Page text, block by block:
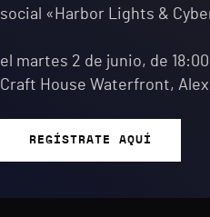
social «Harbor Lights &
el martes 2 de junio, de
Craft House Waterfront,
REGÍSTRATE AQUÍ